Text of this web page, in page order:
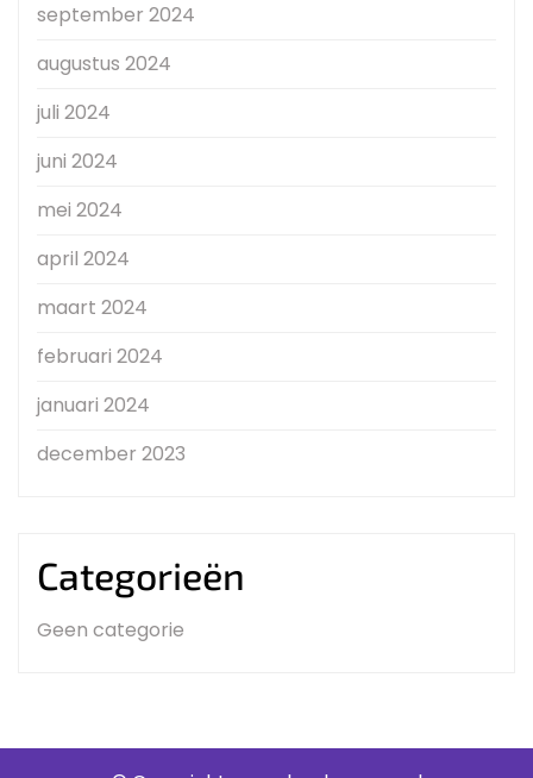
september 2024
augustus 2024
juli 2024
juni 2024
mei 2024
april 2024
maart 2024
februari 2024
januari 2024
december 2023
Categorieën
Geen categorie